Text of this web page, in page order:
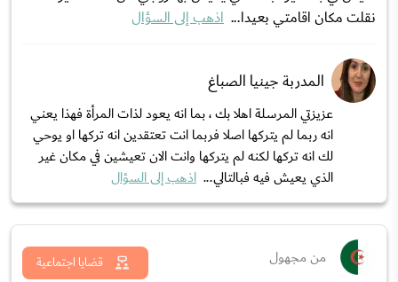
نقلت مكان اقامتي بعيدا... اذهب إلى السؤال
المدربة جينيا الصباغ
عزيزتي المرسلة اهلا بك ، بما انه يعود لذات المرأة فهذا يعني
انه ربما لم يتركها اصلا فربما انت تعتقدين انه تركها او يوحي
لك انه تركها لكنه لم يتركها وانت الان تعيشين في مكان غير
الذي يعيش فيه فبالتالي... اذهب إلى السؤال
من مجهول قضايا اجتماعية